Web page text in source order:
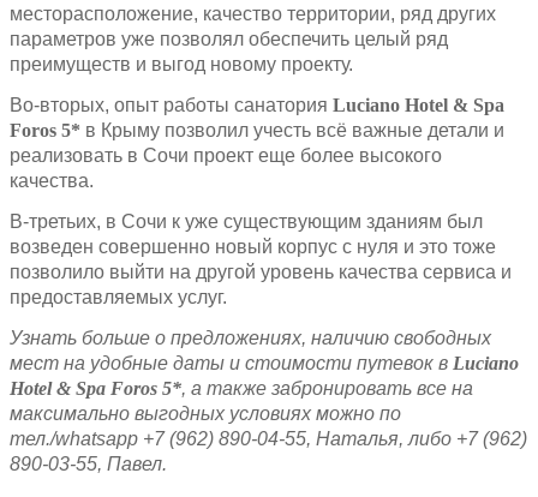
месторасположение, качество территории, ряд других
параметров уже позволял обеспечить целый ряд
преимуществ и выгод новому проекту.
Во-вторых, опыт работы санатория Luciano Hotel & Spa
Foros 5* в Крыму позволил учесть всё важные детали и
реализовать в Сочи проект еще более высокого
качества.
В-третьих, в Сочи к уже существующим зданиям был
возведен совершенно новый корпус с нуля и это тоже
позволило выйти на другой уровень качества сервиса и
предоставляемых услуг.
Узнать больше о предложениях, наличию свободных
мест на удобные даты и стоимости путевок в Luciano
Hotel & Spa Foros 5*, а также забронировать все на
максимально выгодных условиях можно по
тел./whatsapp +7 (962) 890-04-55, Наталья, либо +7 (962)
890-03-55, Павел.